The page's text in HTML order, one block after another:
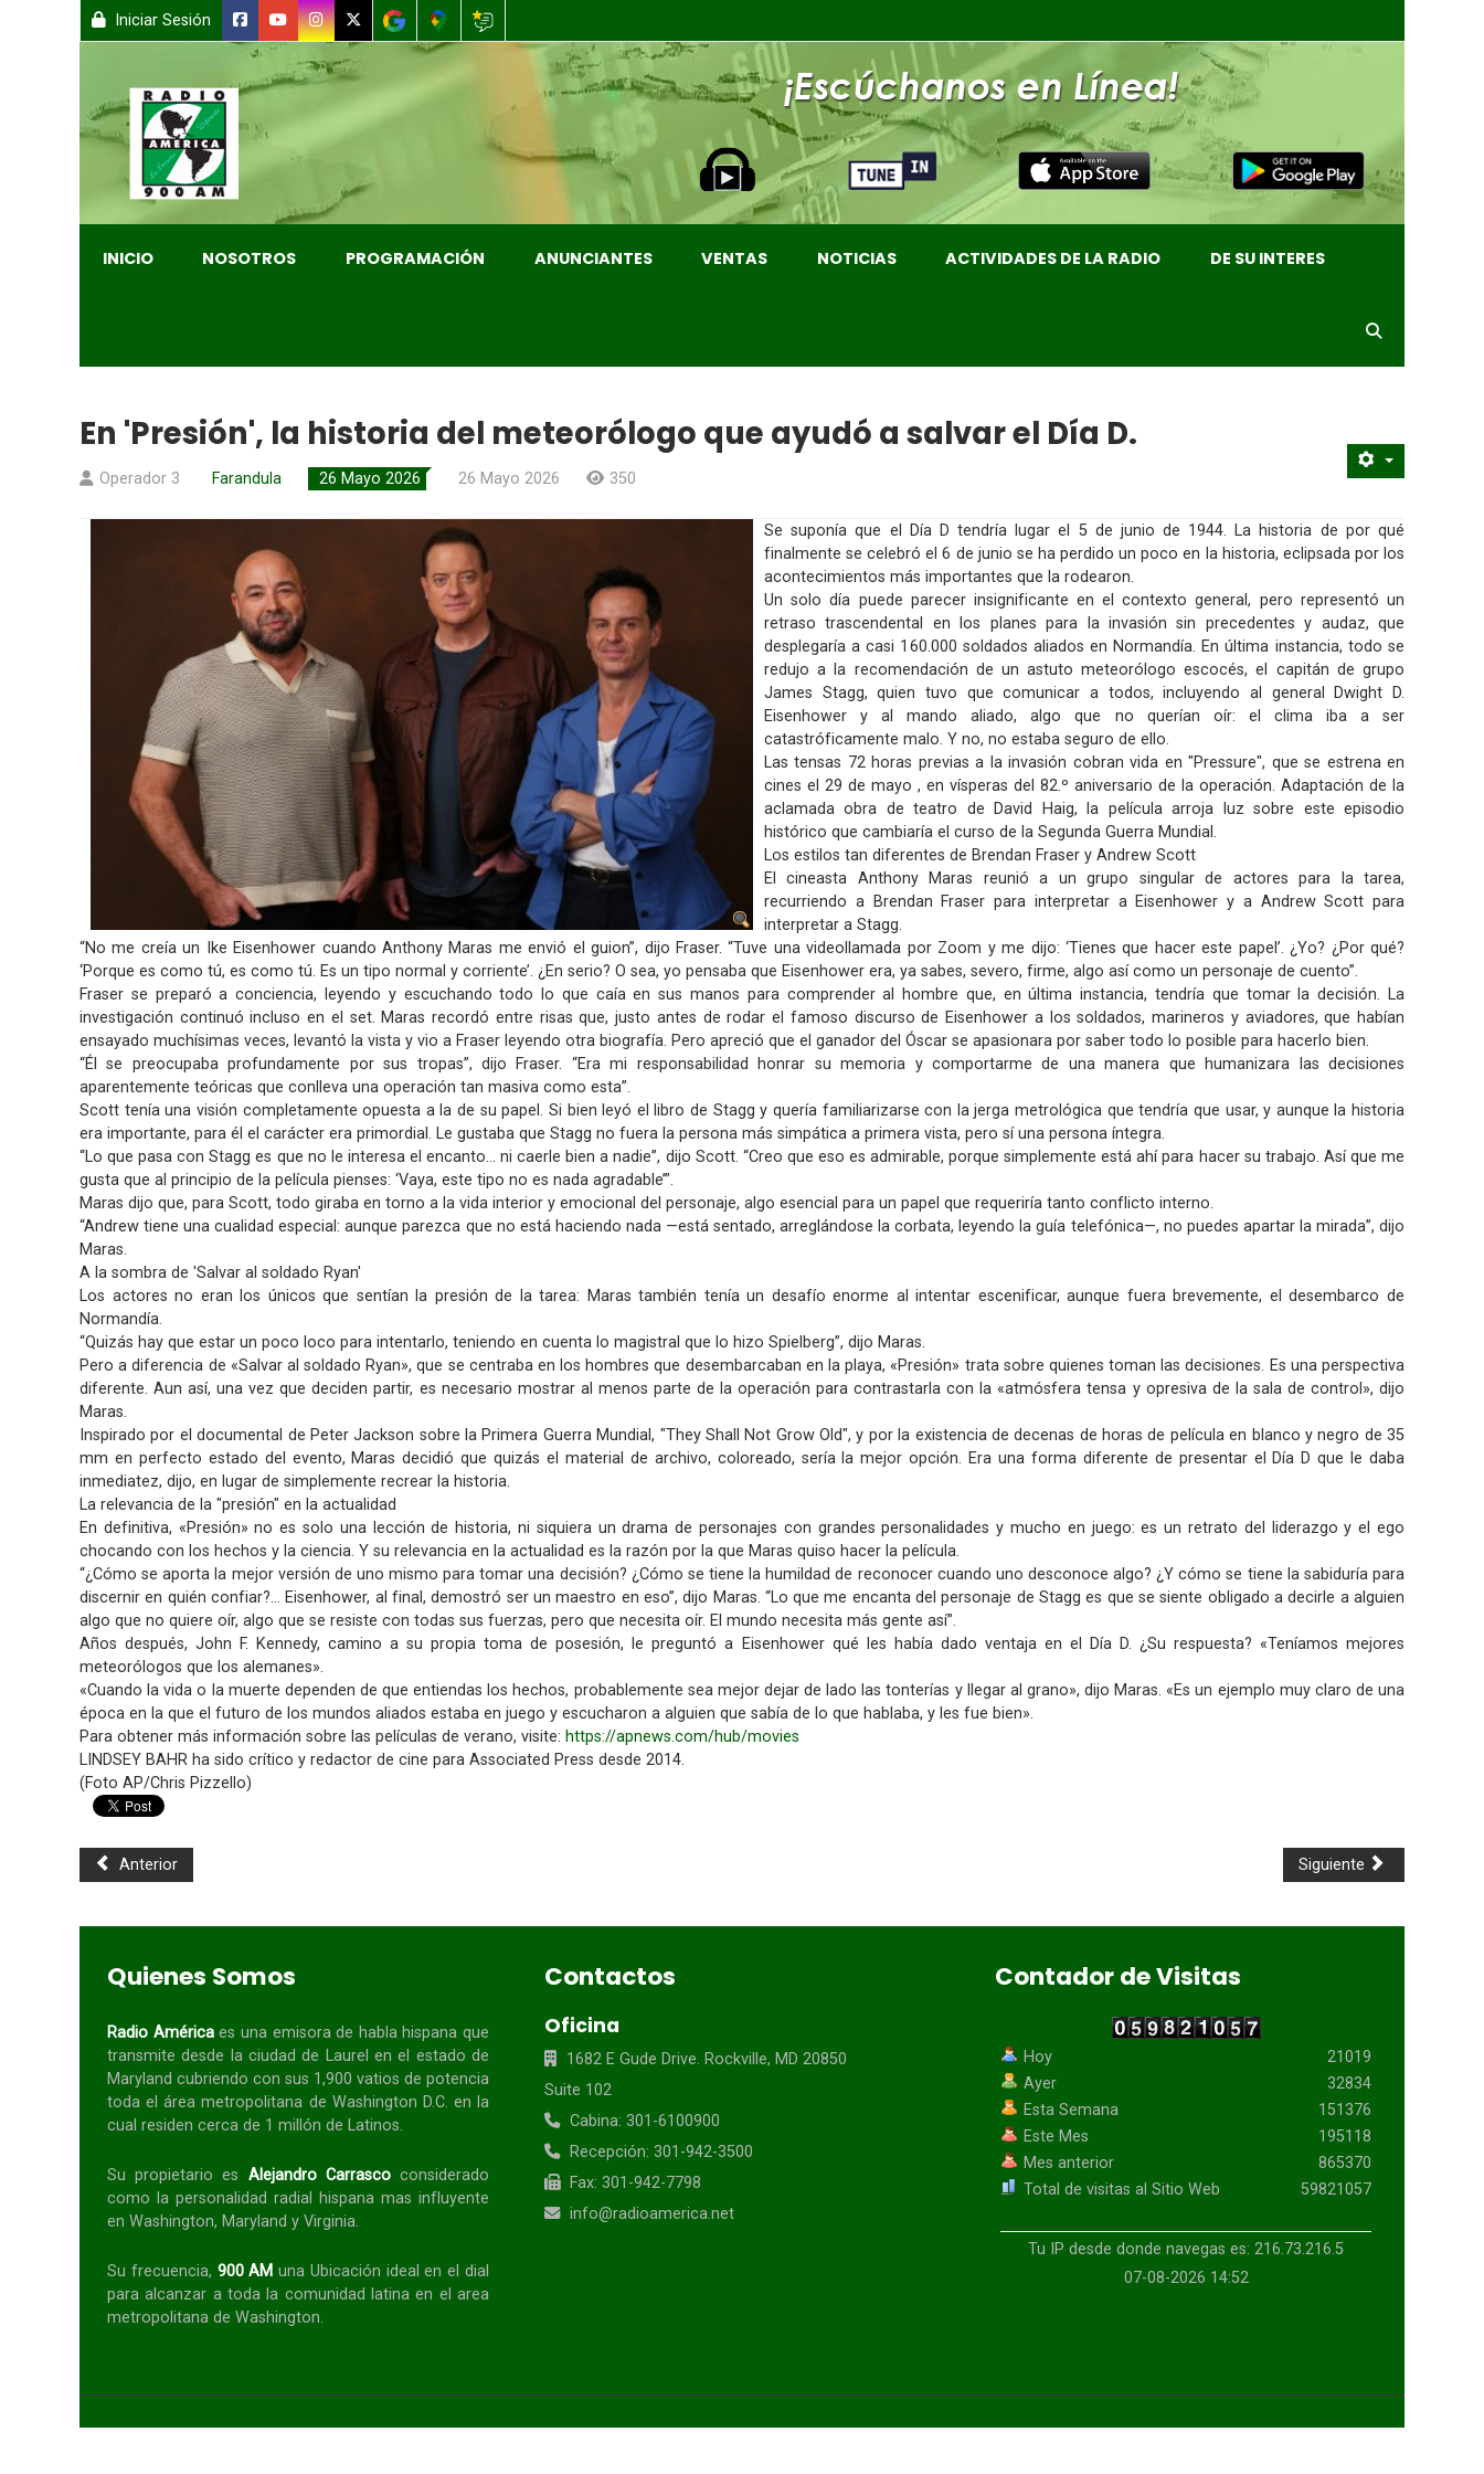
Iniciar Sesión
INICIO NOSOTROS PROGRAMACIÓN ANUNCIANTES VENTAS NOTICIAS ACTIVIDADES DE LA RADIO DE SU INTERES
En 'Presión', la historia del meteorólogo que ayudó a salvar el Día D.
Operador 3 Farandula 26 Mayo 2026 26 Mayo 2026 350
Se suponía que el Día D tendría lugar el 5 de junio de 1944. La historia de por qué
finalmente se celebró el 6 de junio se ha perdido un poco en la historia, eclipsada por los
acontecimientos más importantes que la rodearon.
Un solo día puede parecer insignificante en el contexto general, pero representó un
retraso trascendental en los planes para la invasión sin precedentes y audaz, que
desplegaría a casi 160.000 soldados aliados en Normandía. En última instancia, todo se
redujo a la recomendación de un astuto meteorólogo escocés, el capitán de grupo
James Stagg, quien tuvo que comunicar a todos, incluyendo al general Dwight D.
Eisenhower y al mando aliado, algo que no querían oír: el clima iba a ser
catastróficamente malo. Y no, no estaba seguro de ello.
Las tensas 72 horas previas a la invasión cobran vida en "Pressure", que se estrena en
cines el 29 de mayo , en vísperas del 82.º aniversario de la operación. Adaptación de la
aclamada obra de teatro de David Haig, la película arroja luz sobre este episodio
histórico que cambiaría el curso de la Segunda Guerra Mundial.
Los estilos tan diferentes de Brendan Fraser y Andrew Scott
El cineasta Anthony Maras reunió a un grupo singular de actores para la tarea,
recurriendo a Brendan Fraser para interpretar a Eisenhower y a Andrew Scott para
interpretar a Stagg.
“No me creía un Ike Eisenhower cuando Anthony Maras me envió el guion”, dijo Fraser. “Tuve una videollamada por Zoom y me dijo: ‘Tienes que hacer este papel’. ¿Yo? ¿Por qué?
‘Porque es como tú, es como tú. Es un tipo normal y corriente’. ¿En serio? O sea, yo pensaba que Eisenhower era, ya sabes, severo, firme, algo así como un personaje de cuento”.
Fraser se preparó a conciencia, leyendo y escuchando todo lo que caía en sus manos para comprender al hombre que, en última instancia, tendría que tomar la decisión. La
investigación continuó incluso en el set. Maras recordó entre risas que, justo antes de rodar el famoso discurso de Eisenhower a los soldados, marineros y aviadores, que habían
ensayado muchísimas veces, levantó la vista y vio a Fraser leyendo otra biografía. Pero apreció que el ganador del Óscar se apasionara por saber todo lo posible para hacerlo bien.
“Él se preocupaba profundamente por sus tropas”, dijo Fraser. “Era mi responsabilidad honrar su memoria y comportarme de una manera que humanizara las decisiones
aparentemente teóricas que conlleva una operación tan masiva como esta”.
Scott tenía una visión completamente opuesta a la de su papel. Si bien leyó el libro de Stagg y quería familiarizarse con la jerga metrológica que tendría que usar, y aunque la historia
era importante, para él el carácter era primordial. Le gustaba que Stagg no fuera la persona más simpática a primera vista, pero sí una persona íntegra.
“Lo que pasa con Stagg es que no le interesa el encanto… ni caerle bien a nadie”, dijo Scott. “Creo que eso es admirable, porque simplemente está ahí para hacer su trabajo. Así que me
gusta que al principio de la película pienses: ‘Vaya, este tipo no es nada agradable’”.
Maras dijo que, para Scott, todo giraba en torno a la vida interior y emocional del personaje, algo esencial para un papel que requeriría tanto conflicto interno.
“Andrew tiene una cualidad especial: aunque parezca que no está haciendo nada —está sentado, arreglándose la corbata, leyendo la guía telefónica—, no puedes apartar la mirada”, dijo
Maras.
A la sombra de 'Salvar al soldado Ryan'
Los actores no eran los únicos que sentían la presión de la tarea: Maras también tenía un desafío enorme al intentar escenificar, aunque fuera brevemente, el desembarco de
Normandía.
“Quizás hay que estar un poco loco para intentarlo, teniendo en cuenta lo magistral que lo hizo Spielberg”, dijo Maras.
Pero a diferencia de «Salvar al soldado Ryan», que se centraba en los hombres que desembarcaban en la playa, «Presión» trata sobre quienes toman las decisiones. Es una perspectiva
diferente. Aun así, una vez que deciden partir, es necesario mostrar al menos parte de la operación para contrastarla con la «atmósfera tensa y opresiva de la sala de control», dijo
Maras.
Inspirado por el documental de Peter Jackson sobre la Primera Guerra Mundial, "They Shall Not Grow Old", y por la existencia de decenas de horas de película en blanco y negro de 35
mm en perfecto estado del evento, Maras decidió que quizás el material de archivo, coloreado, sería la mejor opción. Era una forma diferente de presentar el Día D que le daba
inmediatez, dijo, en lugar de simplemente recrear la historia.
La relevancia de la "presión" en la actualidad
En definitiva, «Presión» no es solo una lección de historia, ni siquiera un drama de personajes con grandes personalidades y mucho en juego: es un retrato del liderazgo y el ego
chocando con los hechos y la ciencia. Y su relevancia en la actualidad es la razón por la que Maras quiso hacer la película.
“¿Cómo se aporta la mejor versión de uno mismo para tomar una decisión? ¿Cómo se tiene la humildad de reconocer cuando uno desconoce algo? ¿Y cómo se tiene la sabiduría para
discernir en quién confiar?… Eisenhower, al final, demostró ser un maestro en eso”, dijo Maras. “Lo que me encanta del personaje de Stagg es que se siente obligado a decirle a alguien
algo que no quiere oír, algo que se resiste con todas sus fuerzas, pero que necesita oír. El mundo necesita más gente así”.
Años después, John F. Kennedy, camino a su propia toma de posesión, le preguntó a Eisenhower qué les había dado ventaja en el Día D. ¿Su respuesta? «Teníamos mejores
meteorólogos que los alemanes».
«Cuando la vida o la muerte dependen de que entiendas los hechos, probablemente sea mejor dejar de lado las tonterías y llegar al grano», dijo Maras. «Es un ejemplo muy claro de una
época en la que el futuro de los mundos aliados estaba en juego y escucharon a alguien que sabía de lo que hablaba, y les fue bien».
Para obtener más información sobre las películas de verano, visite: https://apnews.com/hub/movies
LINDSEY BAHR ha sido crítico y redactor de cine para Associated Press desde 2014.
(Foto AP/Chris Pizzello)
Anterior Siguiente
Quienes Somos
Radio Américaes una emisora de habla hispana que
transmite desde la ciudad de Laurel en el estado de
Maryland cubriendo con sus 1,900 vatios de potencia
toda el área metropolitana de Washington D.C. en la
cual residen cerca de 1 millón de Latinos.
Su propietario es Alejandro Carrascoconsiderado
como la personalidad radial
hispana mas influyente
en Washington, Maryland y Virginia.
Su frecuencia, 900 AM una Ubicación ideal en el dial
para alcanzar a toda la comunidad latina en el area
metropolitana de Washington.
Contactos
Oficina
1682 E Gude Drive. Rockville, MD 20850
Suite 102
Cabina: 301-6100900
Recepción: 301-942-3500
Fax: 301-942-7798
info@radioamerica.net
Contador de Visitas
Hoy
Ayer
Esta Semana
Este Mes
Mes anterior
Total de visitas al Sitio Web
21019
32834
151376
195118
865370
59821057
Tu IP desde donde navegas es: 216.73.216.5
07-08-2026 14:52